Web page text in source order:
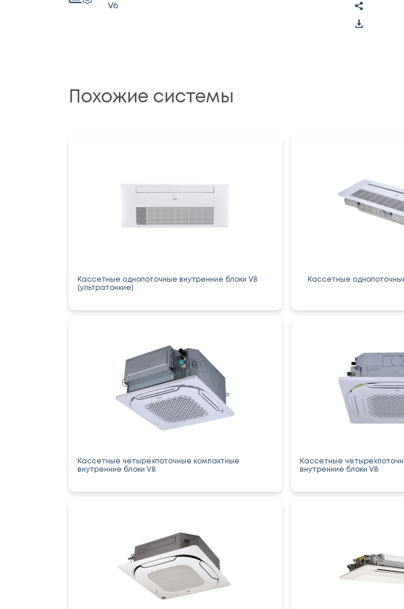
V6
Похожие системы
Кассетные однопоточные внутренние блоки V8
(ультратонкие)
Кассетные
Кассетные четырехпоточные компактные
внутренние блоки V8
Кассетные
внутренние блоки V8